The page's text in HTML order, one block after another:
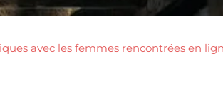
avec les femmes rencontrées en